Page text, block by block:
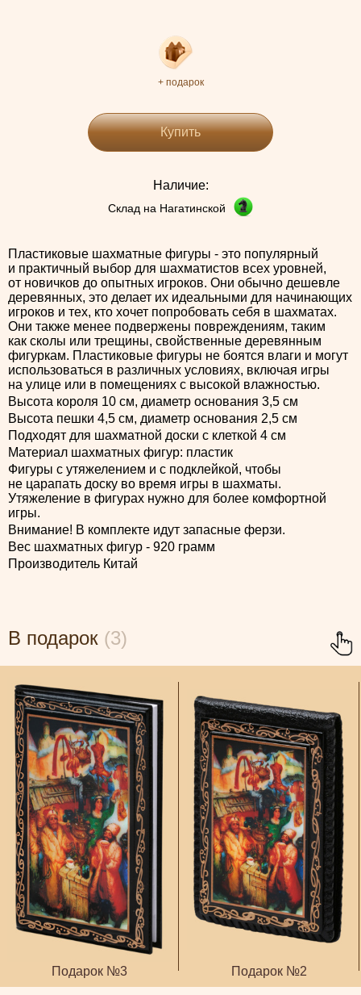
+ подарок
Купить
Наличие:
Склад на Нагатинской
Пластиковые шахматные фигуры - это популярный
и практичный выбор для шахматистов всех уровней,
от новичков до опытных игроков. Они обычно дешевле
деревянных, это делает их идеальными для начинающих
игроков и тех, кто хочет попробовать себя в шахматах.
Они также менее подвержены повреждениям, таким
как сколы или трещины, свойственные деревянным
фигуркам. Пластиковые фигуры не боятся влаги и могут
использоваться в различных условиях, включая игры
на улице или в помещениях с высокой влажностью.
Высота короля 10 см, диаметр основания 3,5 см
Высота пешки 4,5 см, диаметр основания 2,5 см
Подходят для шахматной доски с клеткой 4 см
Материал шахматных фигур: пластик
Фигуры с утяжелением и с подклейкой, чтобы
не царапать доску во время игры в шахматы.
Утяжеление в фигурах нужно для более комфортной
игры.
Внимание! В комплекте идут запасные ферзи.
Вес шахматных фигур - 920 грамм
Производитель Китай
В подарок (3)
Подарок №3 Подарок №2